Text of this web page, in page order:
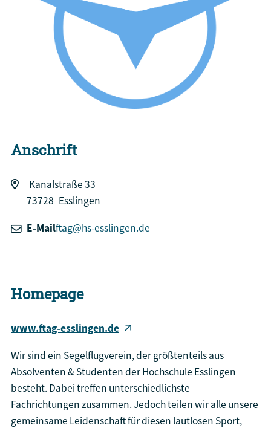
Anschrift
Kanalstraße 33
73728 Esslingen
E-Mailftag@hs-esslingen.de
Homepage
www.ftag-esslingen.de
Wir sind ein Segelflugverein, der größtenteils aus
Absolventen & Studenten der Hochschule Esslingen
besteht. Dabei treffen unterschiedlichste
Fachrichtungen zusammen. Jedoch teilen wir alle unsere
gemeinsame Leidenschaft für diesen lautlosen Sport,